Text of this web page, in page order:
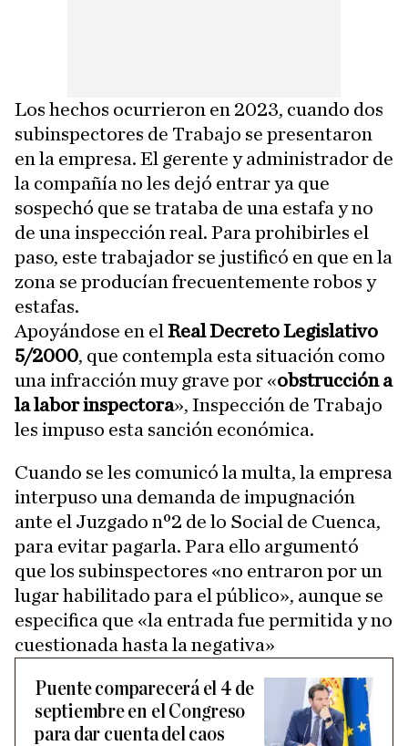
Los hechos ocurrieron en 2023, cuando dos
subinspectores de Trabajo se presentaron
en la empresa. El gerente y administrador de
la compañía no les dejó entrar ya que
sospechó que se trataba de una estafa y no
de una inspección real. Para prohibirles el
paso, este trabajador se justificó en que en la
zona se producían frecuentemente robos y
estafas.
Apoyándose en el Real Decreto Legislativo
5/2000, que contempla esta situación como
una infracción muy grave por «obstrucción a
la labor inspectora», Inspección de Trabajo
les impuso esta sanción económica.
Cuando se les comunicó la multa, la empresa
interpuso una demanda de impugnación
ante el Juzgado nº2 de lo Social de Cuenca,
para evitar pagarla. Para ello argumentó
que los subinspectores «no entraron por un
lugar habilitado para el público», aunque se
especifica que «la entrada fue permitida y no
cuestionada hasta la negativa»
Puente comparecerá el 4 de
septiembre en el Congreso
para dar cuenta del caos